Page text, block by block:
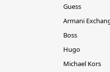
Guess
Armani
Boss
Hugo
Michael Kors